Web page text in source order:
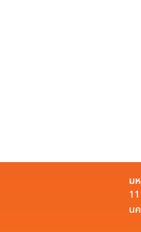
ม
น